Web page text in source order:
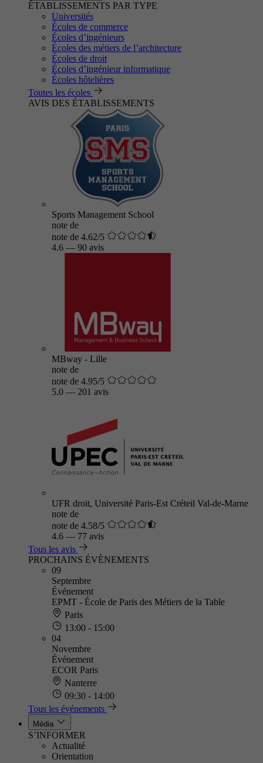
ÉTABLISSEMENTS PAR TYPE
Universités
Écoles de commerce
Écoles d’ingénieurs
Écoles des métiers de l’architecture
Écoles de droit
Écoles d’ingénieur informatique
Écoles hôtelières
Toutes les écoles
AVIS DES ÉTABLISSEMENTS
Sports Management School
note de
note de 4.62/5
4.6 — 90 avis
MBway - Lille
note de
note de 4.95/5
5.0 — 201 avis
UFR droit, Université Paris-Est Créteil Val-de-Marne
note de
note de 4.58/5
4.6 — 77 avis
Tous les avis
PROCHAINS ÉVÈNEMENTS
09
Septembre
Événement
EPMT - École de Paris des Métiers de la Table
Paris
13:00 - 15:00
04
Novembre
Événement
ECOR Paris
Nanterre
09:30 - 14:00
Tous les événements
Média
S’INFORMER
Actualité
Orientation